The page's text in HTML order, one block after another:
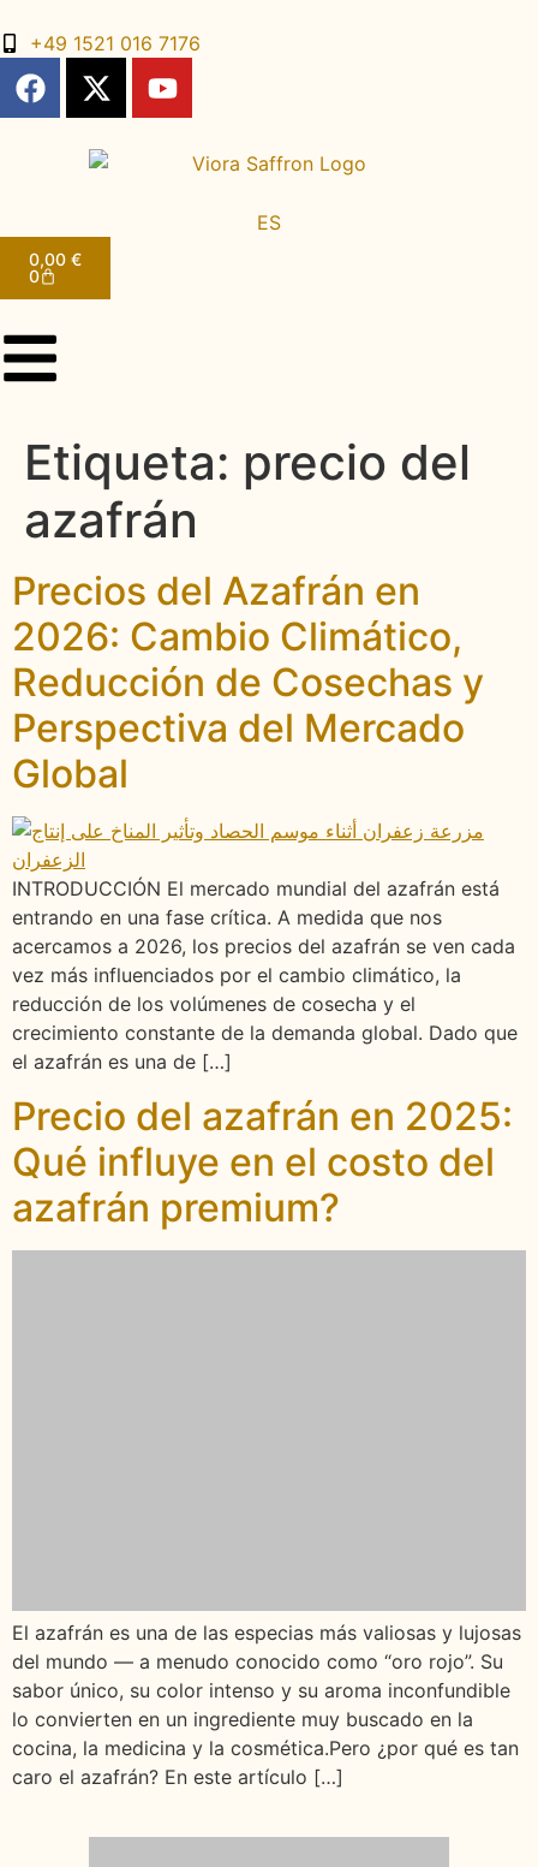
+49 1521 016 7176
ES
DE
AR
0,00 €
0
Etiqueta: precio del
azafrán
Precios del Azafrán en
2026: Cambio Climático,
Reducción de Cosechas y
Perspectiva del Mercado
Global
INTRODUCCIÓN El mercado mundial del azafrán está
entrando en una fase crítica. A medida que nos
acercamos a 2026, los precios del azafrán se ven cada
vez más influenciados por el cambio climático, la
reducción de los volúmenes de cosecha y el
crecimiento constante de la demanda global. Dado que
el azafrán es una de […]
Precio del azafrán en 2025:
Qué influye en el costo del
azafrán premium?
El azafrán es una de las especias más valiosas y lujosas
del mundo — a menudo conocido como “oro rojo”. Su
sabor único, su color intenso y su aroma inconfundible
lo convierten en un ingrediente muy buscado en la
cocina, la medicina y la cosmética.Pero ¿por qué es tan
caro el azafrán? En este artículo […]